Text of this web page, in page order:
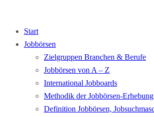
Start
Jobbörsen
Zielgruppen Branchen & Berufe
Jobbörsen von A – Z
International Jobboards
Methodik der Jobbörsen-Erhebung
Definition Jobbörsen,